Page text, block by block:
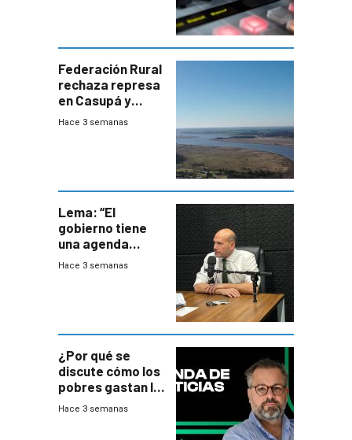
Federación Rural
rechaza represa
en Casupá y
firma demanda
Hace 3 semanas
Lema: “El
gobierno tiene
una agenda
destructiva”
Hace 3 semanas
¿Por qué se
discute cómo los
pobres gastan la
plata?
Hace 3 semanas